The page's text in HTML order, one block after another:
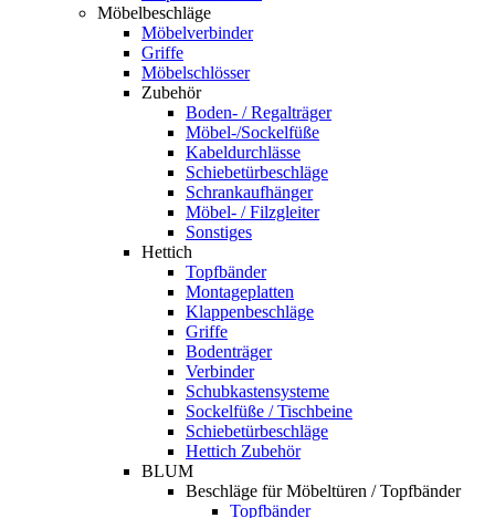
Möbelbeschläge
Möbelverbinder
Griffe
Möbelschlösser
Zubehör
Boden- / Regalträger
Möbel-/Sockelfüße
Kabeldurchlässe
Schiebetürbeschläge
Schrankaufhänger
Möbel- / Filzgleiter
Sonstiges
Hettich
Topfbänder
Montageplatten
Klappenbeschläge
Griffe
Bodenträger
Verbinder
Schubkastensysteme
Sockelfüße / Tischbeine
Schiebetürbeschläge
Hettich Zubehör
BLUM
Beschläge für Möbeltüren / Topfbänder
Topfbänder